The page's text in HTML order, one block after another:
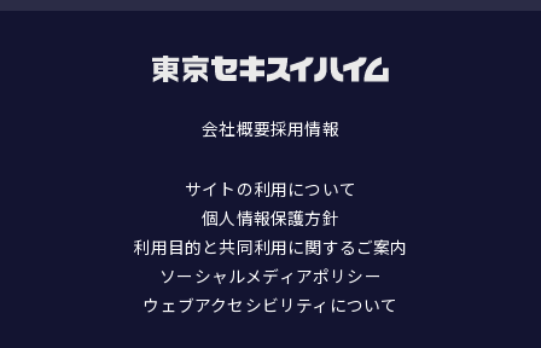
会社概要採用情報
サイトの利用について
個人情報保護方針
利用目的と共同利用に関するご案内
ソーシャルメディアポリシー
ウェブアクセシビリティについて